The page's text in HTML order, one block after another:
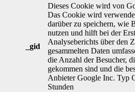
_gid
Dieses Cookie wird von
Das Cookie wird
darüber zu speichern, wie
nutzen und hilft bei der
Analyseberichts über den
gesammelten Daten
die Anzahl der Besucher,
gekommen sind und die
Anbieter Google Inc. Typ
Stunden